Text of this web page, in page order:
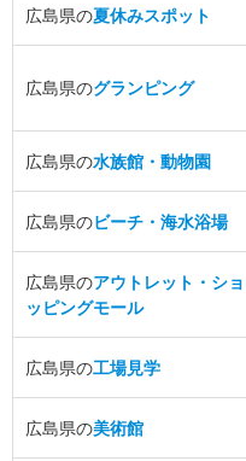
広島県の夏休みスポット
広島県のグランピング
広島県の水族館・動物園
広島県のビーチ・海水浴場
広島県のアウトレット・ショ
ッピングモール
広島県の工場見学
広島県の美術館